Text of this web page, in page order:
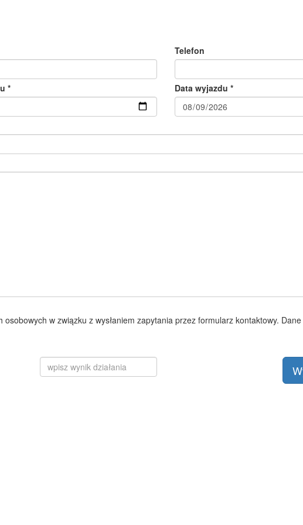
Telefon
* Data wyjazdu *
w związku z wysłaniem zapytania przez formularz kontaktowy.